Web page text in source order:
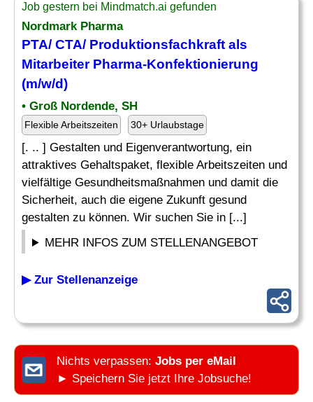
Job gestern bei Mindmatch.ai gefunden
Nordmark Pharma
PTA/ CTA/ Produktionsfachkraft als
Mitarbeiter Pharma-Konfektionierung
(m/w/d)
• Groß Nordende, SH
Flexible Arbeitszeiten 30+ Urlaubstage
[. .. ] Gestalten und Eigenverantwortung, ein
attraktives Gehaltspaket, flexible Arbeitszeiten und
vielfältige Gesundheitsmaßnahmen und damit die
Sicherheit, auch die eigene Zukunft gesund
gestalten zu können. Wir suchen Sie in [...]
MEHR INFOS ZUM STELLENANGEBOT
▶ Zur Stellenanzeige
Nichts verpassen: Jobs per eMail
► Speichern Sie jetzt Ihre Jobsuche!